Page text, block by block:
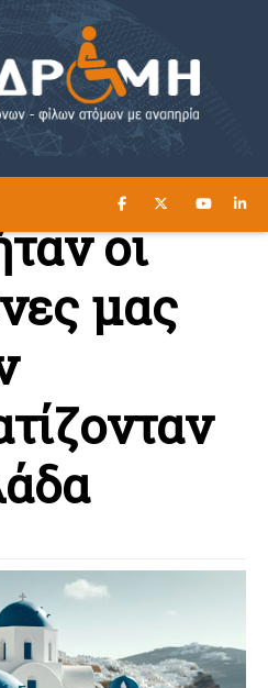
ΔΙΑΒΑΣΤΕ ΕΔΩ ►
οι
μας